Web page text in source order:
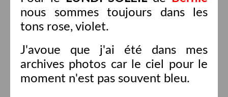
nous sommes toujours dans les
tons rose, violet.
J'avoue que j'ai été dans mes
archives photos car le ciel pour le
moment n'est pas souvent bleu.